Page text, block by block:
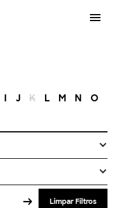
I J K L M N O
Limpar Filtros